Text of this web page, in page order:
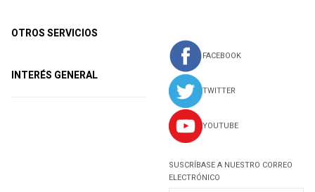
OTROS SERVICIOS
INTERÉS GENERAL
FACEBOOK
TWITTER
YOUTUBE
SUSCRÍBASE A NUESTRO CORREO
ELECTRÓNICO